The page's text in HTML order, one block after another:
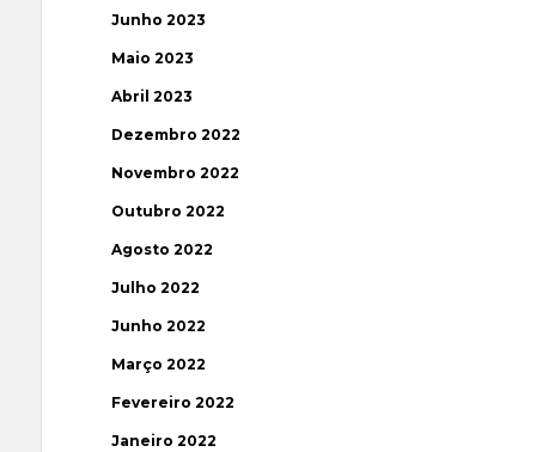
Junho 2023
Maio 2023
Abril 2023
Dezembro 2022
Novembro 2022
Outubro 2022
Agosto 2022
Julho 2022
Junho 2022
Março 2022
Fevereiro 2022
Janeiro 2022